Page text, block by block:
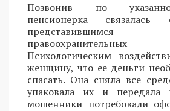
Позвонив по
пенсионерка связалась
представившимся
Психологическим
женщину, что ее деньги
спасать. Она сняла все
упаковала их и передала
мошенники потребовали